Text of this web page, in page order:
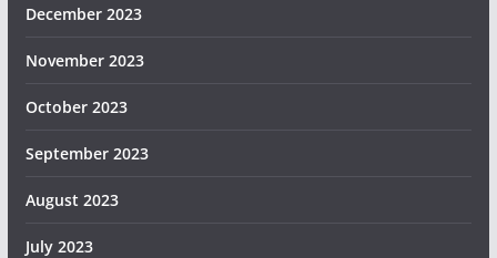
December 2023
November 2023
October 2023
September 2023
August 2023
July 2023